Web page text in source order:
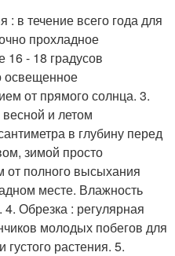
в течение всего года для
прохладное
16 - 18 градусов
освещенное
от прямого солнца. 3.
и летом
в глубину перед
зимой просто
от полного высыхания
месте. Влажность
4. Обрезка : регулярная
молодых побегов для
растения. 5.